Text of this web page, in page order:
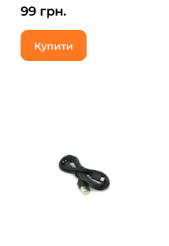
TypeC-2.0m/R)
99 грн.
Купити